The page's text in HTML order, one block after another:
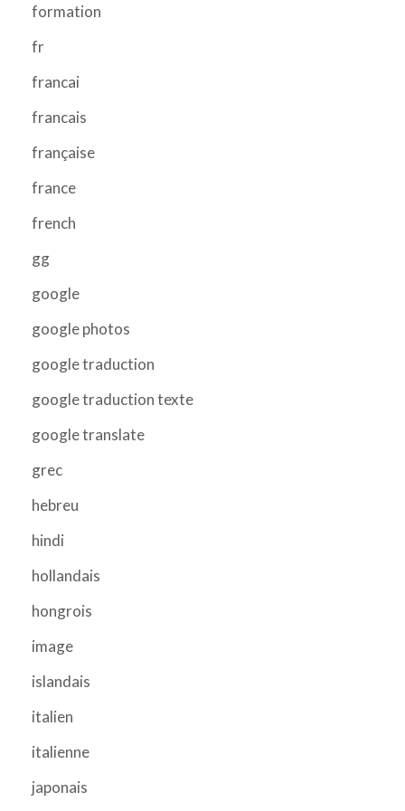
formation
fr
francai
francais
française
france
french
gg
google
google photos
google traduction
google traduction texte
google translate
grec
hebreu
hindi
hollandais
hongrois
image
islandais
italien
italienne
japonais